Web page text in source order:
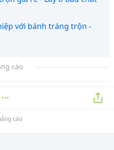
với bánh tráng trộn -
cáo
cáo